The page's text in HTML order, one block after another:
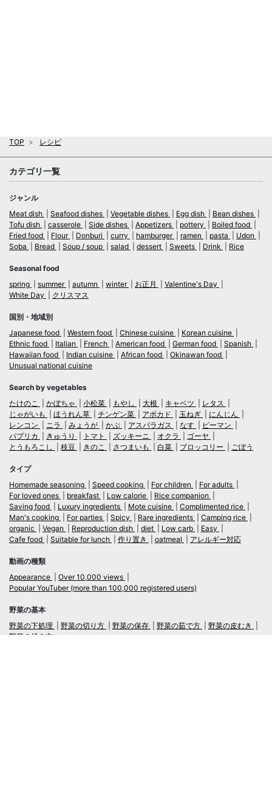
TOP レシピ
カテゴリ一覧
ジャンル
Meat dish
Seafood dishes Vegetable dishes Egg dish
Bean dishes
Tofu dish
casserole Side dishes Appetizers pottery
Boiled food
Fried food
Flour Donburi curry hamburger ramen pasta
Udon
Soba
Bread Soup / soup salad dessert Sweets Drink Rice
Seasonal food
spring
summer autumn winter お正月
Valentine's Day
White Day
クリスマス
国別・地域別
Japanese food
Western food Chinese cuisine
Korean cuisine
Ethnic food
Italian French American food German food
Spanish
Hawaiian food
Indian cuisine African food
Okinawan food
Unusual national cuisine
Search by vegetables
たけのこ
かぼちゃ 小松菜 もやし 大根 キャベツ
レタス
じゃがいも
ほうれん草 チンゲン菜 アボカド 玉ねぎ
にんじん
レンコン
ニラ みょうが かぶ アスパラガス なす
ピーマン
パプリカ
きゅうり トマト ズッキーニ オクラ
ゴーヤ
とうもろこし
枝豆 きのこ さつまいも 白菜 ブロッコリー ごぼう
タイプ
Homemade seasoning
Speed cooking For children
For adults
For loved ones
breakfast Low calorie
Rice companion
Saving food
Luxury ingredients Mote cuisine
Complimented rice
Man's cooking
For parties Spicy Rare ingredients
Camping rice
organic
Vegan Reproduction dish diet Low carb
Easy
Cafe food
Suitable for lunch 作り置き oatmeal アレルギー対応
動画の種類
Appearance
Over 10,000 views
Popular YouTuber (more than 100,000 registered users)
野菜の基本
野菜の下処理
野菜の切り方 野菜の保存 野菜の茹で方
野菜の皮むき
野菜の焼き方